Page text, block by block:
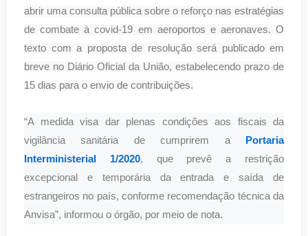
abrir uma consulta pública sobre o reforço nas estratégias
de combate à covid-19 em aeroportos e aeronaves. O
texto com a proposta de resolução será publicado em
breve no Diário Oficial da União, estabelecendo prazo de
15 dias para o envio de contribuições.
“A medida visa dar plenas condições aos fiscais da
vigilância sanitária de cumprirem a
Portaria
Interministerial 1/2020, que prevê a restrição
excepcional e temporária da entrada e saída de
estrangeiros no país, conforme recomendação técnica da
Anvisa”, informou o órgão, por meio de nota.